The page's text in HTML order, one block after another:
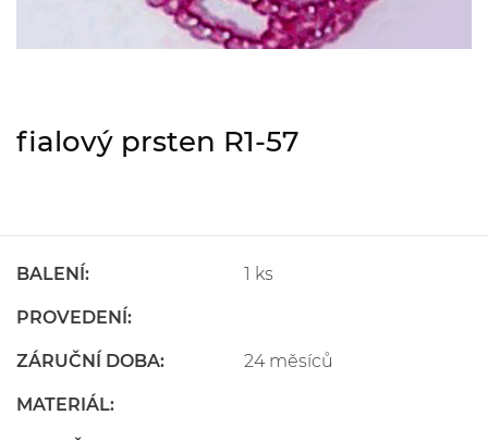
fialový prsten R1-57
BALENÍ: 1 ks
PROVEDENÍ:
ZÁRUČNÍ DOBA: 24 měsíců
MATERIÁL: